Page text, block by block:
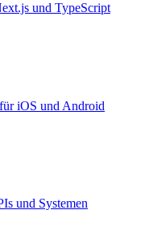
und TypeScript
iOS und Android
und Systemen